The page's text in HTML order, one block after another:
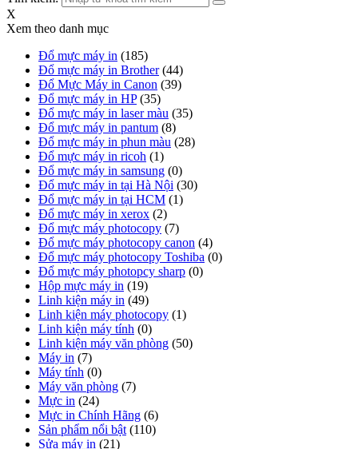
X
Xem theo danh mục
Đổ mực máy in (185)
Đổ mực máy in Brother (44)
Đổ Mực Máy in Canon (39)
Đổ mực máy in HP (35)
Đổ mực máy in laser màu (35)
Đổ mực máy in pantum (8)
Đổ mực máy in phun màu (28)
Đổ mực máy in ricoh (1)
Đổ mực máy in samsung (0)
Đổ mực máy in tại Hà Nội (30)
Đổ mực máy in tại HCM (1)
Đổ mực máy in xerox (2)
Đổ mực máy photocopy (7)
Đổ mực máy photocopy canon (4)
Đổ mực máy photocopy Toshiba (0)
Đổ mực máy photopcy sharp (0)
Hộp mực máy in (19)
Linh kiện máy in (49)
Linh kiện máy photocopy (1)
Linh kiện máy tính (0)
Linh kiện máy văn phòng (50)
Máy in (7)
Máy tính (0)
Máy văn phòng (7)
Mực in (24)
Mực in Chính Hãng (6)
Sản phẩm nổi bật (110)
Sửa máy in (21)